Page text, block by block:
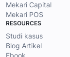
Mekari Capital
Mekari POS
RESOURCES
Studi kasus
Blog Artikel